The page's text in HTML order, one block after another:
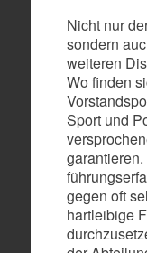
Nicht nur
sondern
weiteren
Wo finden
Sport und
gegen oft
hartleibige